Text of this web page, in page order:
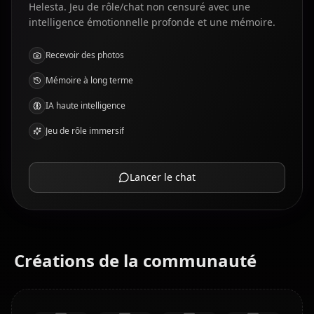
Helesta. Jeu de rôle/chat non censuré avec une
intelligence émotionnelle profonde et une mémoire.
Recevoir des photos
Mémoire à long terme
IA haute intelligence
Jeu de rôle immersif
Lancer le chat
Créations de la communauté